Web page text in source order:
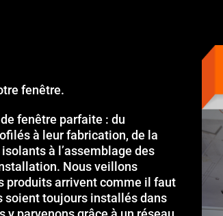
fenêtre.
fenêtre parfaite : du
à leur fabrication, de la
à l’assemblage des
Nous veillons
produits arrivent comme il faut
soient toujours installés dans